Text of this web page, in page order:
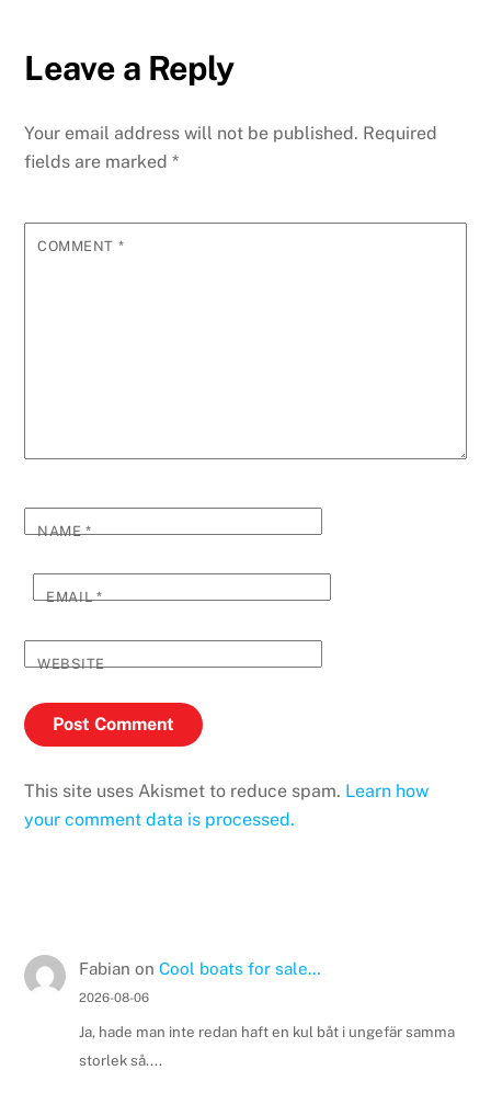
Leave a Reply
Your email address will not be published. Required
fields are marked*
COMMENT *
NAME*
EMAIL*
WEBSITE
This site uses Akismet to reduce spam. Learn how
your comment data is processed.
Fabian on Cool boats for sale…
2026-08-06
Ja, hade man inte redan haft en kul båt i ungefär samma
storlek så....